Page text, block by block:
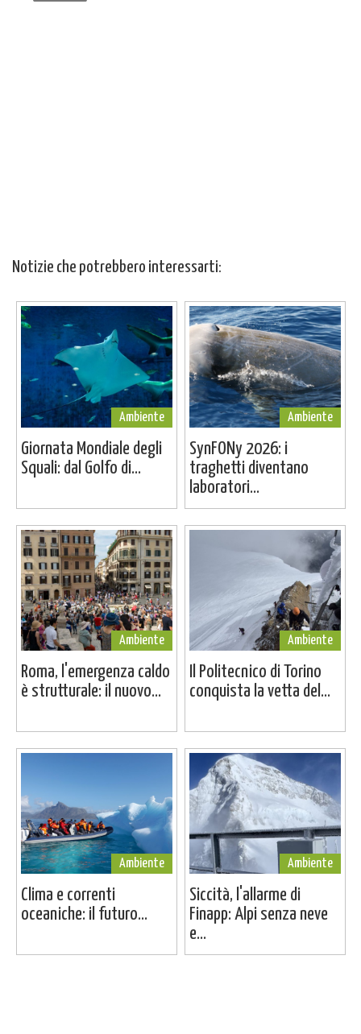
Notizie che potrebbero interessarti:
Ambiente
Giornata Mondiale degli
Squali: dal Golfo di...
Ambiente
SynFONy 2026: i
traghetti diventano
laboratori...
Ambiente
Roma, l'emergenza caldo
è strutturale: il nuovo...
Ambiente
Il Politecnico di Torino
conquista la vetta del...
Ambiente
Clima e correnti
oceaniche: il futuro...
Ambiente
Siccità, l'allarme di
Finapp: Alpi senza neve
e...